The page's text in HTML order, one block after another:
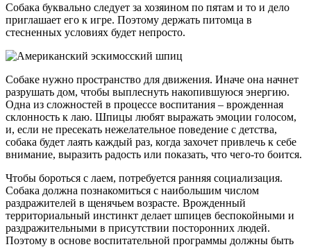
Собака буквально следует за хозяином по пятам и то и дело
приглашает его к игре. Поэтому держать питомца в
стесненных условиях будет непросто.
Собаке нужно пространство для движения. Иначе она начнет
разрушать дом, чтобы выплеснуть накопившуюся энергию.
Одна из сложностей в процессе воспитания – врожденная
склонность к лаю. Шпицы любят выражать эмоции голосом,
и, если не пресекать нежелательное поведение с детства,
собака будет лаять каждый раз, когда захочет привлечь к себе
внимание, выразить радость или показать, что чего-то боится.
Чтобы бороться с лаем, потребуется ранняя социализация.
Собака должна познакомиться с наибольшим числом
раздражителей в щенячьем возрасте. Врожденный
территориальный инстинкт делает шпицев беспокойными и
раздражительными в присутствии посторонних людей.
Поэтому в основе воспитательной программы должны быть